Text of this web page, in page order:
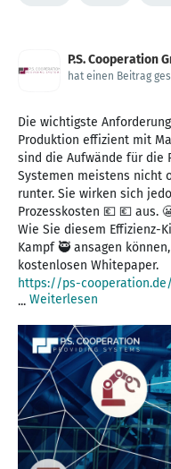
P.S. Cooperation
hat einen Beitrag
Die wichtigste
Produktion effizient mit
sind die Aufwände für die
Systemen meistens nicht
runter. Sie wirken sich
Prozesskosten 💶 💶 aus.
Wie Sie diesem Effizienz-
Kampf 🥷 ansagen
https://ps-
... Weiterlesen